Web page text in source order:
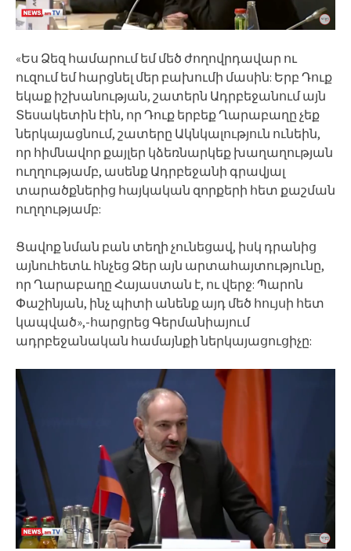
«Ես Ձեզ համարում եմ մեծ ժողովրդավար ու
ուզում եմ հարցնել մեր բախումի մասին: Երբ Դուք
եկաք իշխանության, շատերն Ադրբեջանում այն
Տեսակետին էին, որ Դուք երբեք Ղարաբաղը չեք
ներկայացնում, շատերը Ակնկալություն ունեին,
որ հիմնավոր քայլեր կձեռնարկեք խաղաղության
ուղղությամբ, ասենք Ադրբեջանի գրավյալ
տարածքներից հայկական զորքերի հետ քաշման
ուղղությամբ:
Ցավոք նման բան տեղի չունեցավ, իսկ դրանից
այնուհետև հնչեց Ձեր այն արտահայտությունը,
որ Ղարաբաղը Հայաստան է, ու վերջ: Պարոն
Փաշինյան, ինչ պիտի անենք այդ մեծ հույսի հետ
կապված»,-հարցրեց Գերմանիայում
ադրբեջանական համայնքի ներկայացուցիչը: